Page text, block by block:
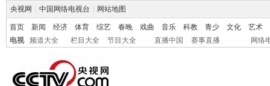
央视网 中国网络电视台 网站地图
首页 新闻 经济 体育 综艺 春晚 戏曲 音乐 科教 青少 文化
艺术
电视
频道大全 栏目大全 节目大全 直播中国 赛事直播 网络